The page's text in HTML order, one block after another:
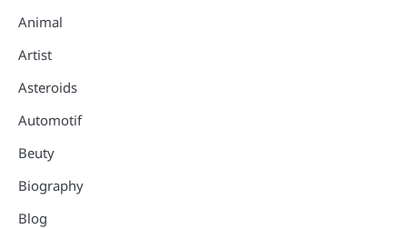
Animal
Artist
Asteroids
Automotif
Beuty
Biography
Blog